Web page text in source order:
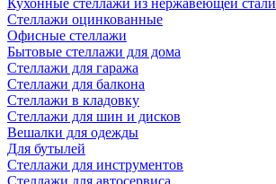
Кухонные стеллажи из нержавеющей стали
Стеллажи оцинкованные
Офисные стеллажи
Бытовые стеллажи для дома
Стеллажи для гаража
Стеллажи для балкона
Стеллажи в кладовку
Стеллажи для шин и дисков
Вешалки для одежды
Для бутылей
Стеллажи для инструментов
Стеллажи для автосервиса